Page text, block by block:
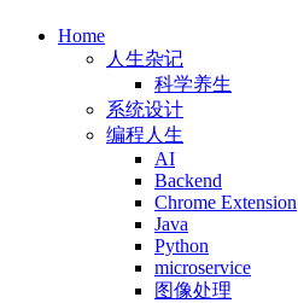
Home
人生杂记
科学养生
系统设计
编程人生
AI
Backend
Chrome Extension
Java
Python
microservice
图像处理